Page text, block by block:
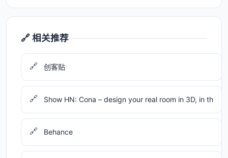
🔗 相关推荐
🔗 创客贴
🔗 Show HN: Cona – design your real room in 3D, in th
🔗 Behance